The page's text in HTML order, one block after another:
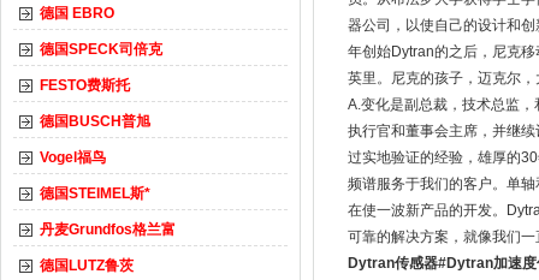
德国 EBRO
德国SPECK司倍克
FESTO费斯托
德国BUSCH普旭
Vogel福鸟
德国STEIMEL斯*
丹麦Grundfos格兰富
德国LUTZ鲁茨
器公司，以使自己的设计和
年创始Dytran的之后，尼克
英里。尼克的孩子，迈克尔
A.变化是副总裁，技术总监
执行官和董事会主席，并继
过实地验证的经验，雄厚的
频谱服务于我们的客户。单
在使一波新产品的开发。
可靠的解决方案，就像我们
Dytran传感器#Dytran加速度